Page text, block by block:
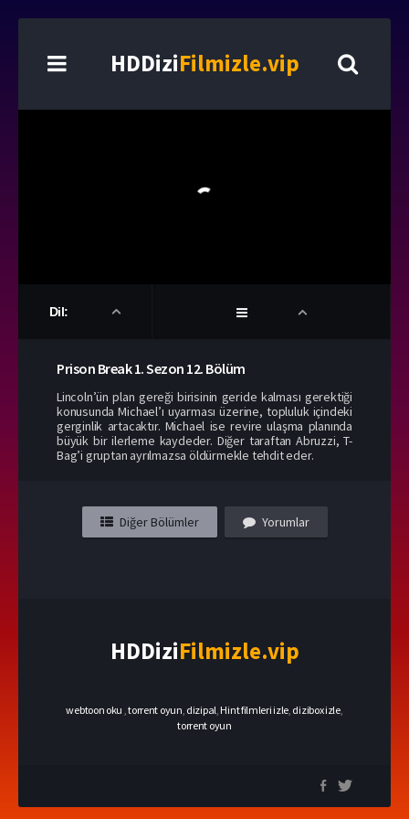
HDDiziFilmizle.vip
Dil:
Prison Break 1. Sezon 12. Bölüm
Lincoln’ün plan gereği birisinin geride kalması gerektiği
konusunda Michael’ı uyarması üzerine, topluluk içindeki
gerginlik artacaktır. Michael ise revire ulaşma planında
büyük bir ilerleme kaydeder. Diğer taraftan Abruzzi, T-
Bag’i gruptan ayrılmazsa öldürmekle tehdit eder.
Diğer Bölümler Yorumlar
HDDiziFilmizle.vip
webtoon oku ,torrent oyun dizipal Hint filmleri izle dizibox izle,
torrent oyun